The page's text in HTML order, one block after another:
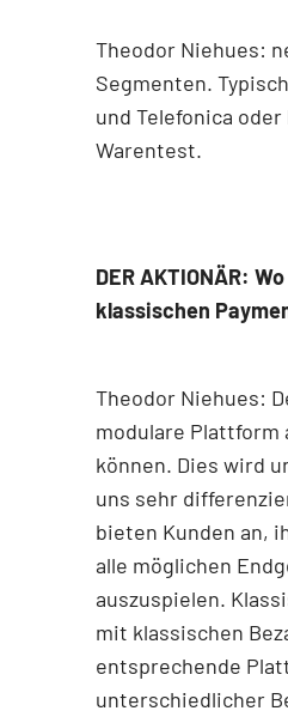
Theodor Niehues:
Segmenten.
und Telefonica
Warentest.
DER AKTIONÄR:
klassischen
Theodor Niehues:
modulare Plattform
können. Dies wird
uns sehr
bieten Kunden an,
alle möglichen
auszuspielen.
mit klassischen
entsprechende
unterschiedlicher